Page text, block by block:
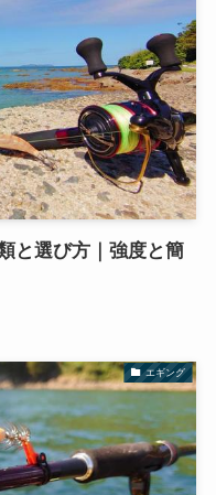
と選び方｜強度と簡
エギング